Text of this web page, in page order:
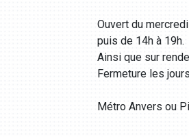
Ouvert du
puis de 14h à 19h.
Ainsi que sur
Fermeture les
Métro Anvers ou